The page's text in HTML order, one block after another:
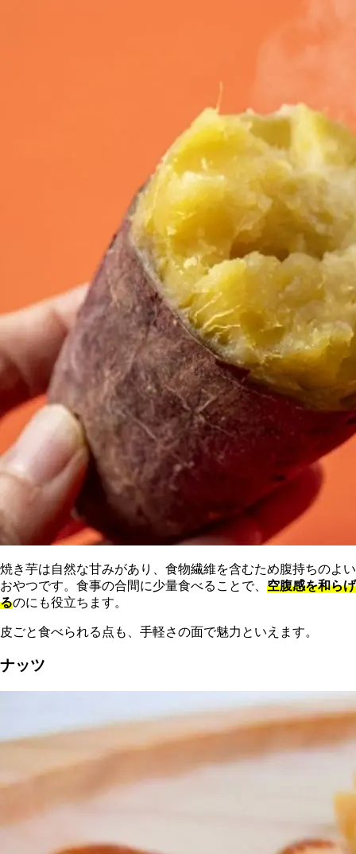
焼き芋は自然な甘みがあり、食物繊維を含むため腹持ちのよい
おやつです。食事の合間に少量食べることで、 空腹感を和らげ
るのにも役立ちます。
皮ごと食べられる点も、手軽さの面で魅力といえます。
ナッツ